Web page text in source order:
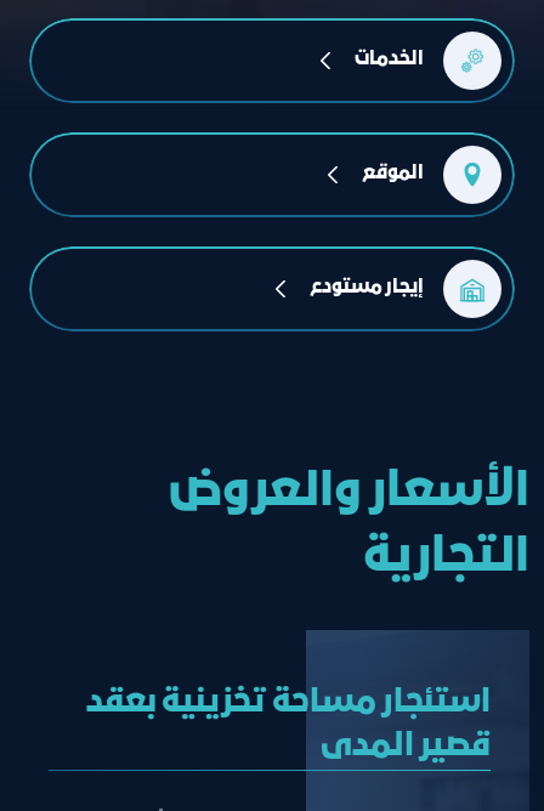
الخدمات
الموقع
إيجار مستودع
الأسعار والعروض
التجارية
استئجار مساحة تخزينية بعقد
قصير المدى